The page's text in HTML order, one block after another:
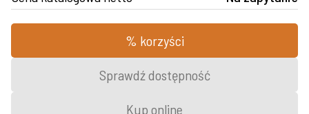
% korzyści
Sprawdź dostępność
Kup online